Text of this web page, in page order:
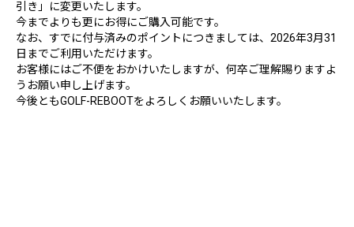
引き」に変更いたします。
今までよりも更にお得にご購入可能です。
なお、すでに付与済みのポイントにつきましては、2026年3月31
日までご利用いただけます。
お客様にはご不便をおかけいたしますが、何卒ご理解賜りますよ
うお願い申し上げます。
今後ともGOLF-REBOOTをよろしくお願いいたします。